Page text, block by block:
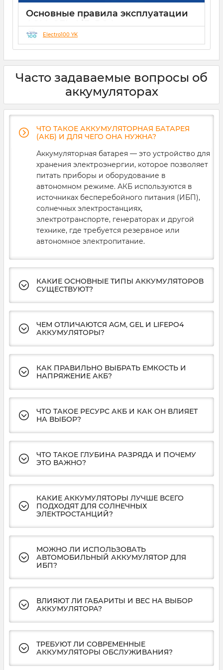
Основные правила эксплуатации
AGM, GEL, LiFePO4 аккумуляторов
21 12 2024
Electro100 YK
Часто задаваемые вопросы об
аккумуляторах
ЧТО ТАКОЕ АККУМУЛЯТОРНАЯ БАТАРЕЯ
(АКБ) И ДЛЯ ЧЕГО ОНА НУЖНА?
Аккумуляторная батарея — это устройство для
хранения электроэнергии, которое позволяет
питать приборы и оборудование в
автономном режиме. АКБ используются в
источниках бесперебойного питания (ИБП),
солнечных электростанциях,
электротранспорте, генераторах и другой
технике, где требуется резервное или
автономное электропитание.
КАКИЕ ОСНОВНЫЕ ТИПЫ АККУМУЛЯТОРОВ
СУЩЕСТВУЮТ?
ЧЕМ ОТЛИЧАЮТСЯ AGM, GEL И LIFEPO4
АККУМУЛЯТОРЫ?
КАК ПРАВИЛЬНО ВЫБРАТЬ ЕМКОСТЬ И
НАПРЯЖЕНИЕ АКБ?
ЧТО ТАКОЕ РЕСУРС АКБ И КАК ОН ВЛИЯЕТ
НА ВЫБОР?
ЧТО ТАКОЕ ГЛУБИНА РАЗРЯДА И ПОЧЕМУ
ЭТО ВАЖНО?
КАКИЕ АККУМУЛЯТОРЫ ЛУЧШЕ ВСЕГО
ПОДХОДЯТ ДЛЯ СОЛНЕЧНЫХ
ЭЛЕКТРОСТАНЦИЙ?
МОЖНО ЛИ ИСПОЛЬЗОВАТЬ
АВТОМОБИЛЬНЫЙ АККУМУЛЯТОР ДЛЯ
ИБП?
ВЛИЯЮТ ЛИ ГАБАРИТЫ И ВЕС НА ВЫБОР
АККУМУЛЯТОРА?
ТРЕБУЮТ ЛИ СОВРЕМЕННЫЕ
АККУМУЛЯТОРЫ ОБСЛУЖИВАНИЯ?